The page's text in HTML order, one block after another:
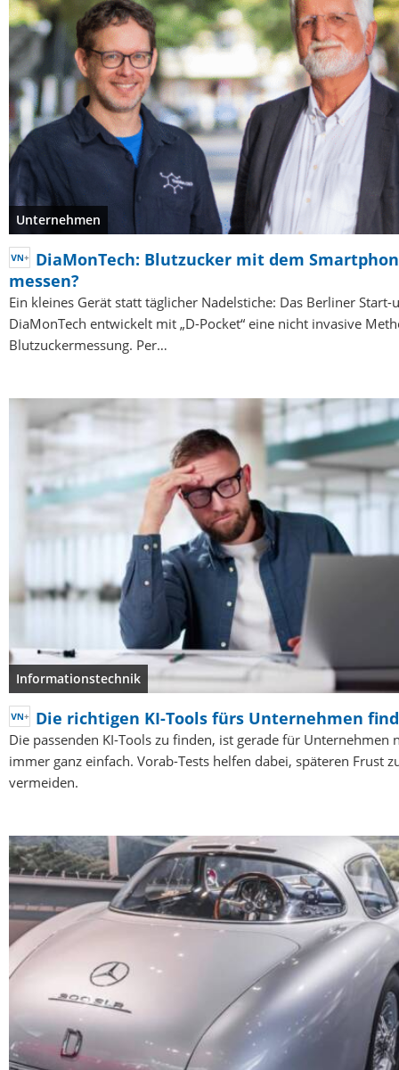
Unternehmen
DiaMonTech: Blutzucker mit dem
messen?
Ein kleines Gerät statt täglicher Nadelstiche: Das Berliner Start-
DiaMonTech entwickelt mit „D-Pocket“ eine nicht invasive
Blutzuckermessung. Per…
Informationstechnik
Die richtigen KI-Tools fürs Unternehmen
Die passenden KI-Tools zu finden, ist gerade für Unternehmen
immer ganz einfach. Vorab-Tests helfen dabei, späteren Frust
vermeiden.